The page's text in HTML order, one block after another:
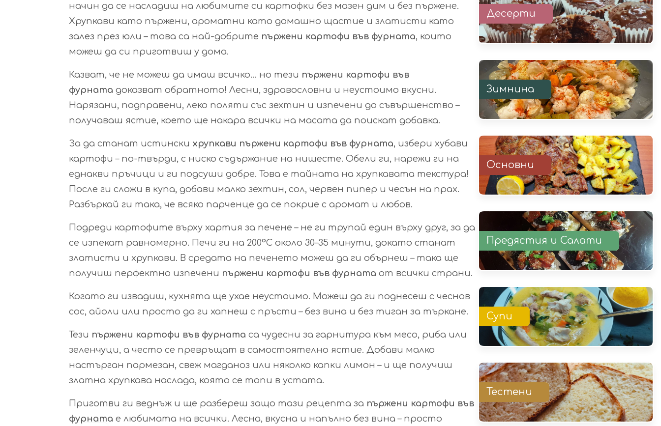
начин да се насладиш на любимите си картофки без мазен дим и без пържене.
Хрупкави като пържени, ароматни като домашно щастие и златисти като
залез през юли – това са най-добрите пържени картофи във фурната, които
можеш да си приготвиш у дома.
Казват, че не можеш да имаш всичко… но тези пържени картофи във
фурната доказват обратното! Лесни, здравословни и неустоимо вкусни.
Нарязани, подправени, леко поляти със зехтин и изпечени до съвършенство –
получаваш ястие, което ще накара всички на масата да поискат добавка.
За да станат истински хрупкави пържени картофи във фурната, избери хубави
картофи – по-твърди, с ниско съдържание на нишесте. Обели ги, нарежи ги на
еднакви пръчици и ги подсуши добре. Това е тайната на хрупкавата текстура!
После ги сложи в купа, добави малко зехтин, сол, червен пипер и чесън на прах.
Разбъркай ги така, че всяко парченце да се покрие с аромат и любов.
Подреди картофите върху хартия за печене – не ги трупай един върху друг, за да
се изпекат равномерно. Печи ги на 200°C около 30–35 минути, докато станат
златисти и хрупкави. В средата на печенето можеш да ги обърнеш – така ще
получиш перфектно изпечени пържени картофи във фурната от всички страни.
Когато ги извадиш, кухнята ще ухае неустоимо. Можеш да ги поднесеш с чеснов
сос, айоли или просто да ги хапнеш с пръсти – без вина и без тиган за търкане.
Тези пържени картофи във фурната са чудесни за гарнитура към месо, риба или
зеленчуци, а често се превръщат в самостоятелно ястие. Добави малко
настърган пармезан, свеж магданоз или няколко капки лимон – и ще получиш
златна хрупкава наслада, която се топи в устата.
Приготви ги веднъж и ще разбереш защо тази рецепта за пържени картофи във
фурната е любимата на всички. Лесна, вкусна и напълно без вина – просто
Десерти
Зимнина
Основни
Предястия и Салати
Супи
Тестени